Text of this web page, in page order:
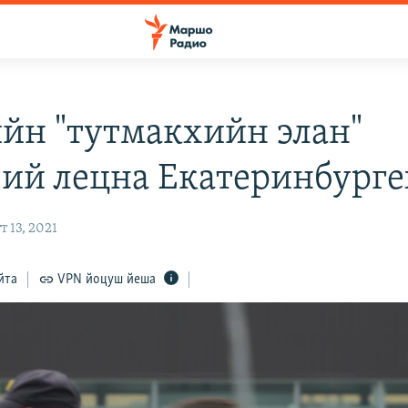
"тутмакхийн элан"
лецна
13, 2021
VPN йоцуш йеша